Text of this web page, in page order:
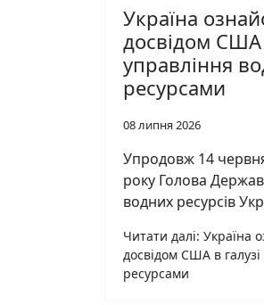
Україна
досвідом США
управління
ресурсами
08 липня 2026
Упродовж 14
року Голова
водних ресурсів
Читати далі: Україна
досвідом США в
ресурсами